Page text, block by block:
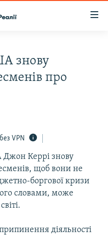
знову
про
VPN
Керрі знову
щоб вони не
боргової кризи
словами, може
діяльності